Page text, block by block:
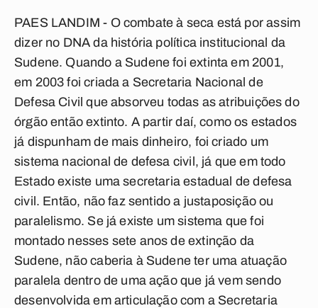
PAES LANDIM - O combate à seca está por assim
dizer no DNA da história política institucional da
Sudene. Quando a Sudene foi extinta em 2001,
em 2003 foi criada a Secretaria Nacional de
Defesa Civil que absorveu todas as atribuições do
órgão então extinto. A partir daí, como os estados
já dispunham de mais dinheiro, foi criado um
sistema nacional de defesa civil, já que em todo
Estado existe uma secretaria estadual de defesa
civil. Então, não faz sentido a justaposição ou
paralelismo. Se já existe um sistema que foi
montado nesses sete anos de extinção da
Sudene, não caberia à Sudene ter uma atuação
paralela dentro de uma ação que já vem sendo
desenvolvida em articulação com a Secretaria